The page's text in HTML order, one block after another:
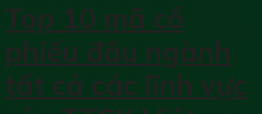
Top 10 mã cổ
phiếu đầu ngành
tất cả các lĩnh vực